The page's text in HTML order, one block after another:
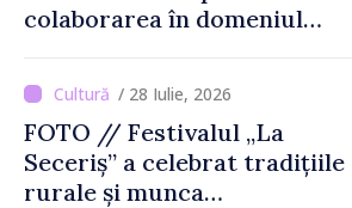
colaborarea în domeniul
/ 28 Iulie, 2026
FOTO // Festivalul „La
Seceriș” a celebrat tradițiile
rurale și munca